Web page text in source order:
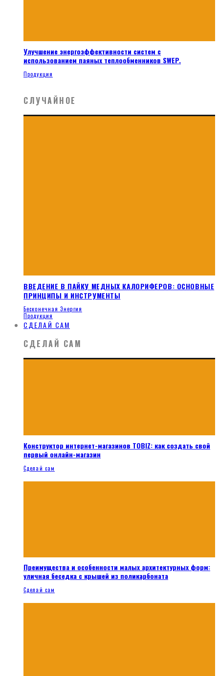
Улучшение энергоэффективности систем с
использованием паяных теплообменников SWEP.
Продукция
СЛУЧАЙНОЕ
ВВЕДЕНИЕ В ПАЙКУ МЕДНЫХ КАЛОРИФЕРОВ: ОСНОВНЫЕ
ПРИНЦИПЫ И ИНСТРУМЕНТЫ
Бесконечная Энергия
Продукция
СДЕЛАЙ САМ
СДЕЛАЙ САМ
Конструктор интернет-магазинов TOBIZ: как создать свой
первый онлайн-магазин
Сделай сам
Преимущества и особенности малых архитектурных форм:
уличная беседка с крышей из поликарбоната
Сделай сам